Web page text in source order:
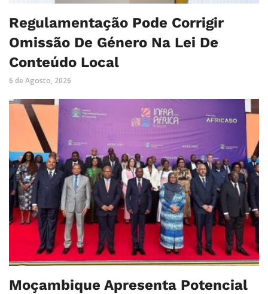
Regulamentação Pode Corrigir
Omissão De Género Na Lei De
Conteúdo Local
6 de Agosto, 2026
Moçambique Apresenta Potencial